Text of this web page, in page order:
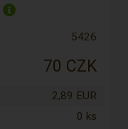
5426
70 CZK
2,89 EUR
0 ks